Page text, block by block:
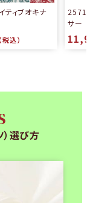
ィブオキナ
（税込）
サー
選び方